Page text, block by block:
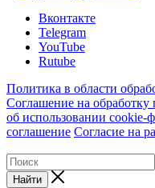
Вконтакте
Telegram
YouTube
Rutube
Политика в области
Соглашение на
об использовании cookie-
соглашение Согласие на
Найти